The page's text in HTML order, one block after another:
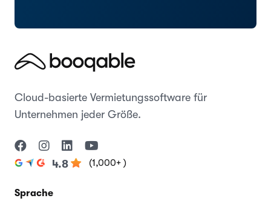
Cloud-basierte Vermietungssoftware für
Unternehmen jeder Größe.
4.8 (1,000+ )
Sprache